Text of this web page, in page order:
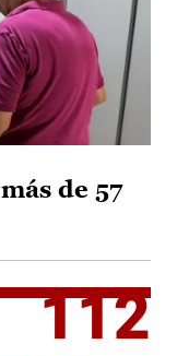
de 57
112